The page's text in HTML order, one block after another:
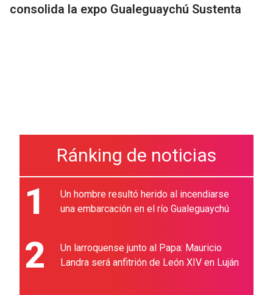
consolida la expo Gualeguaychú Sustenta
Ránking de noticias
1
Un hombre resultó herido al incendiarse
una embarcación en el río Gualeguaychú
2
Un larroquense junto al Papa: Mauricio
Landra será anfitrión de León XIV en Luján